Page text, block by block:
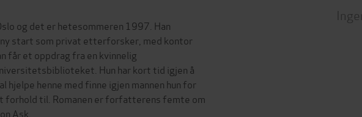
og det er hetesommeren 1997. Han
start som privat etterforsker, med kontor
får et oppdrag fra en kvinnelig
Hun har kort tid igjen å
hjelpe henne med finne igjen mannen hun for
forhold til. Romanen er forfatterens femte om